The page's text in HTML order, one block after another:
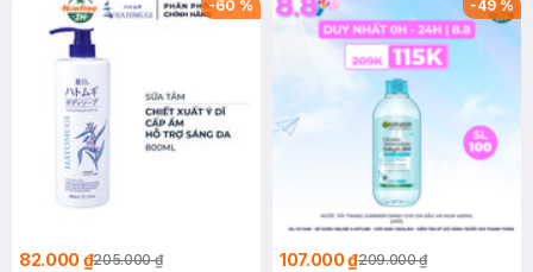
-60 %
82.000 ₫205.000 ₫
-49%
107.000 ₫209.000 ₫